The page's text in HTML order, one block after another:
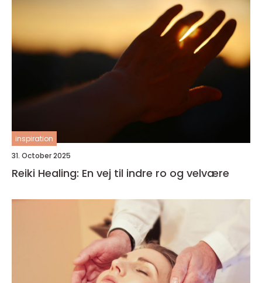
inspiration
31. October 2025
Reiki Healing: En vej til indre ro og velvære